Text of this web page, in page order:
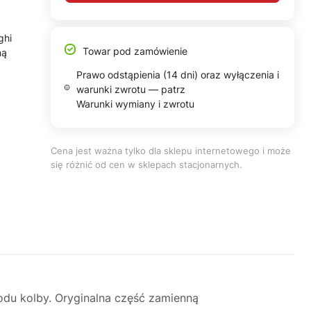
Towar pod zamówienie
Prawo odstąpienia (14 dni) oraz wyłączenia i
warunki zwrotu — patrz
Warunki wymiany i zwrotu
Cena jest ważna tylko dla sklepu internetowego i może
się różnić od cen w sklepach stacjonarnych.
kolby. Oryginalna część zamienną